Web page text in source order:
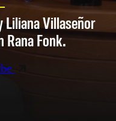
Liliana Villaseñor
Rana Fonk.